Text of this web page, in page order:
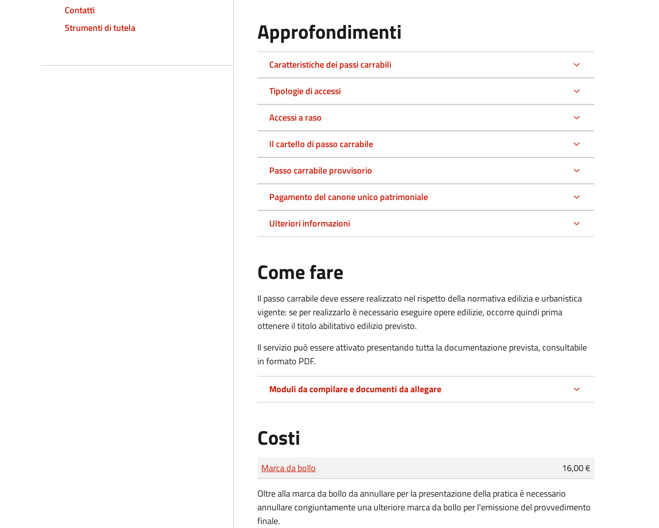
Contatti
Strumenti di tutela
Approfondimenti
Caratteristiche dei passi carrabili
Tipologie di accessi
Accessi a raso
Il cartello di passo carrabile
Passo carrabile provvisorio
Pagamento del canone unico patrimoniale
Ulteriori informazioni
Come fare
Il passo carrabile deve essere realizzato nel rispetto della normativa edilizia e urbanistica
vigente: se per realizzarlo è necessario eseguire opere edilizie, occorre quindi prima
ottenere il titolo abilitativo edilizio previsto.
Il servizio può essere attivato presentando tutta la documentazione prevista, consultabile
in formato PDF.
Moduli da compilare e documenti da allegare
Costi
Tipo di pagamento
Importo
Marca da bollo
16,00 €
Oltre alla marca da bollo da annullare per la presentazione della pratica è necessario
annullare congiuntamente una ulteriore marca da bollo per l'emissione del provvedimento
finale.